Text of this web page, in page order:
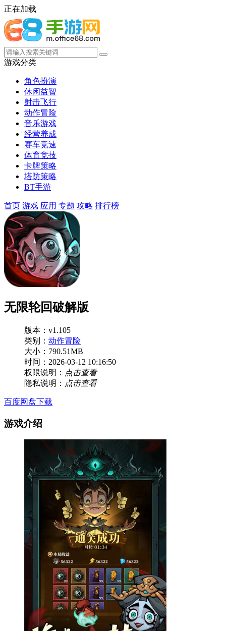
正在加载
游戏分类
角色扮演
休闲益智
射击飞行
动作冒险
音乐游戏
经营养成
赛车竞速
体育竞技
卡牌策略
塔防策略
BT手游
首页 游戏 应用 专题 攻略 排行榜
无限轮回破解版
版本：v1.105
类别： 动作冒险
大小：790.51MB
时间：2026-03-12 10:16:50
权限说明： 点击查看
隐私说明： 点击查看
百度网盘下载
游戏介绍